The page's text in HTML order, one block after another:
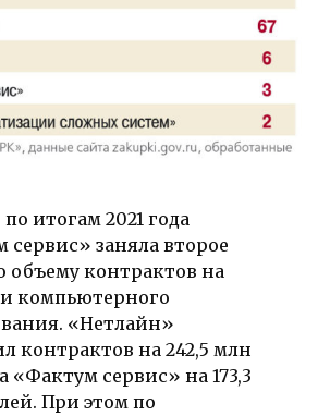
итогам 2021 года
сервис» заняла второе
объему контрактов на
компьютерного
«Нетлайн»
контрактов на 242,5 млн
«Фактум сервис» на 173,3
При этом по